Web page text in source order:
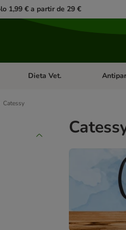
1,99 € a partir de 29 €
abierto: Perros
Menú de categoria abierto: Gatos
Dieta Vet. Menú
Catessy